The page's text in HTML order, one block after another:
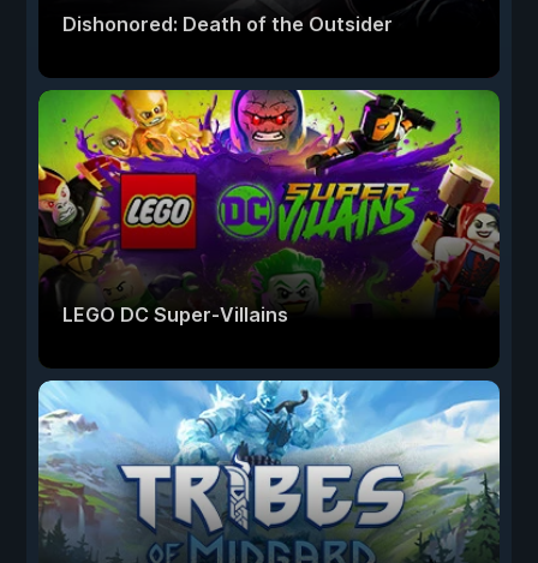
Dishonored: Death of the Outsider
LEGO DC Super-Villains